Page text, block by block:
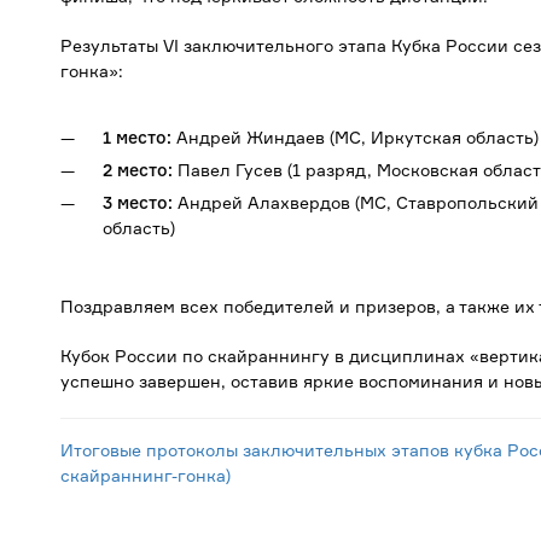
Результаты VI заключительного этапа Кубка России
гонка»:
1 место: Андрей Жиндаев (МС, Иркутская
2 место: Павел Гусев (1 разряд, Московская
3 место: Андрей Алахвердов (МС,
область)
Поздравляем всех победителей и призеров, а также
Кубок России по скайраннингу в дисциплинах
успешно завершен, оставив яркие воспоминания и
Итоговые протоколы заключительных этапов кубка
скайраннинг-гонка)